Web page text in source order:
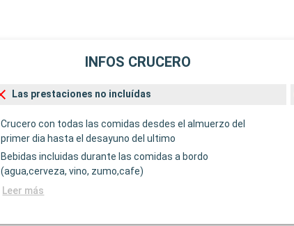
INFOS CRUCERO
Las prestaciones no incluídas
Crucero con todas las comidas desdes el almuerzo del
primer dia hasta el desayuno del ultimo
Bebidas incluidas durante las comidas a bordo
(agua,cerveza, vino, zumo,cafe)
Leer más